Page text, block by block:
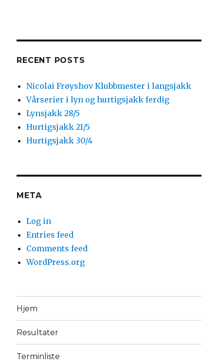
RECENT POSTS
Nicolai Frøyshov Klubbmester i langsjakk
Vårserier i lyn og hurtigsjakk ferdig
Lynsjakk 28/5
Hurtigsjakk 21/5
Hurtigsjakk 30/4
META
Log in
Entries feed
Comments feed
WordPress.org
Hjem
Resultater
Terminliste